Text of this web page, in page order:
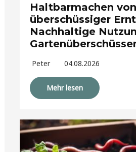
Haltbarmachen von
überschüssiger
Nachhaltige
Peter 04.08.2026
Mehr lesen